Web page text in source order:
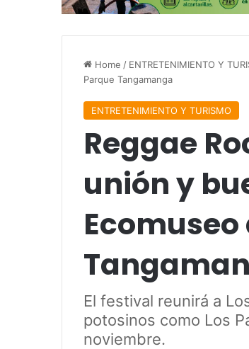
Home / ENTRETENIMIENTO Y
Parque Tangamanga
ENTRETENIMIENTO Y TURISMO
Reggae
unión y
El festival reunirá a
potosinos como Los
noviembre.